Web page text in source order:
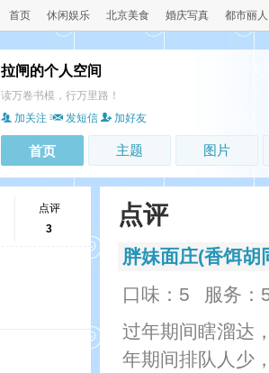
首页 休闲娱乐 北京美食 婚庆写真 都市丽人
拉闸的个人空间
读万卷书模，行万里路！
加关注
发短信 加好友
首页 主题 图片
点评
3
点评
胖妹面庄(香饵胡
口味：5
服务：
过年期间瞎溜达
年期间排队人少